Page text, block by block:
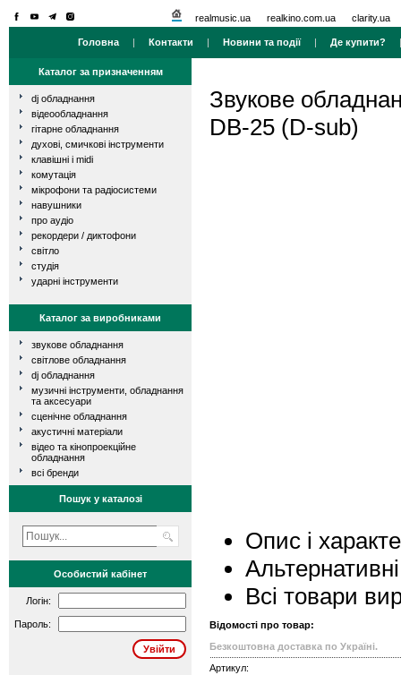
realmusic.ua realkino.com.ua clarity.ua
Головна | Контакти | Новини та події| Де купити?
Каталог за призначенням
dj обладнання
відеообладнання
гітарне обладнання
духові, смичкові інструменти
клавішні і midi
комутація
мікрофони та радіосистеми
навушники
про аудіо
рекордери / диктофони
світло
студія
ударні інструменти
Каталог за виробниками
звукове обладнання
світлове обладнання
dj обладнання
музичні інструменти, обладнання
та аксесуари
сценічне обладнання
акустичні матеріали
відео та кінопроекційне
обладнання
всі бренди
Пошук у каталозі
Особистий кабінет
Логін:
Пароль:
Звукове
DB-25 (D-sub)
Опис і
Всі товари
Відомості про товар:
Безкоштовна доставка по Україні.
Артикул: